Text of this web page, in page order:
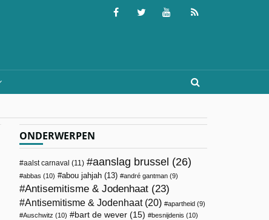
ONDERWERPEN
aalst carnaval (11) aanslag brussel (26)
abbas (10) abou jahjah (13) andré gantman (9)
Antisemitisme & Jodenhaat (23)
Antisemitisme & Jodenhaat(20) apartheid (9)
Auschwitz (10) bart de wever (15) besnijdenis (10)